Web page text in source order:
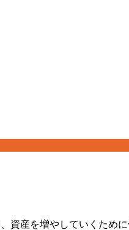
資産を増やしていくために